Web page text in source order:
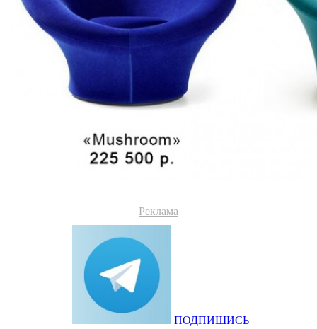
Реклама
ПОДПИШИСЬ